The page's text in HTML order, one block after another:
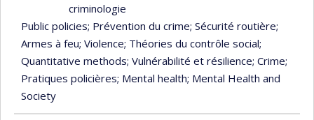
criminologie
Public policies; Prévention du crime; Sécurité routière;
Armes à feu; Violence; Théories du contrôle social;
Quantitative methods; Vulnérabilité et résilience; Crime;
Pratiques policières; Mental health; Mental Health and
Society